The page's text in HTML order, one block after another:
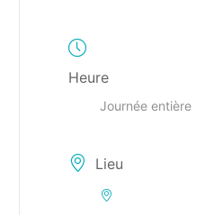
Heure
Journée entière
Lieu